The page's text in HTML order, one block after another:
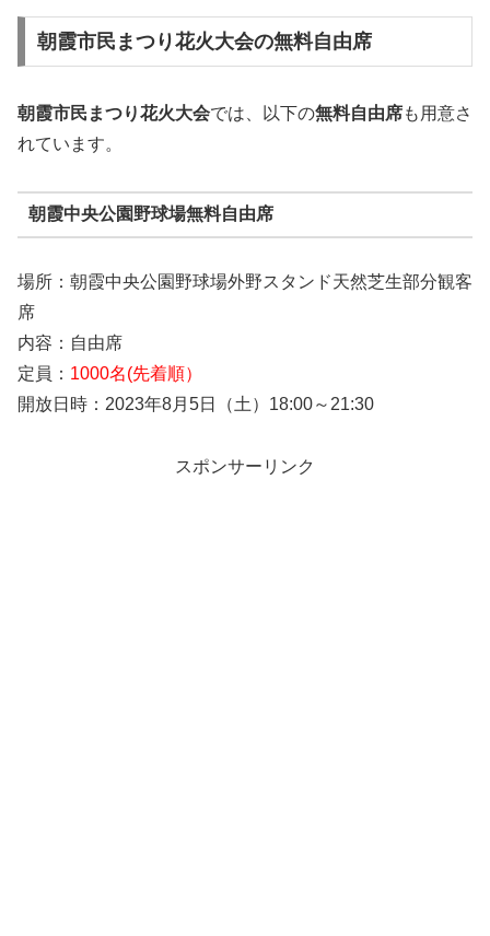
朝霞市民まつり花火大会の無料自由席
朝霞市民まつり花火大会では、以下の無料自由席も用意さ
れています。
朝霞中央公園野球場無料自由席
場所：朝霞中央公園野球場外野スタンド天然芝生部分観客
席
内容：自由席
定員： 1000名(先着順）
開放日時：2023年8月5日（土）18:00～21:30
スポンサーリンク